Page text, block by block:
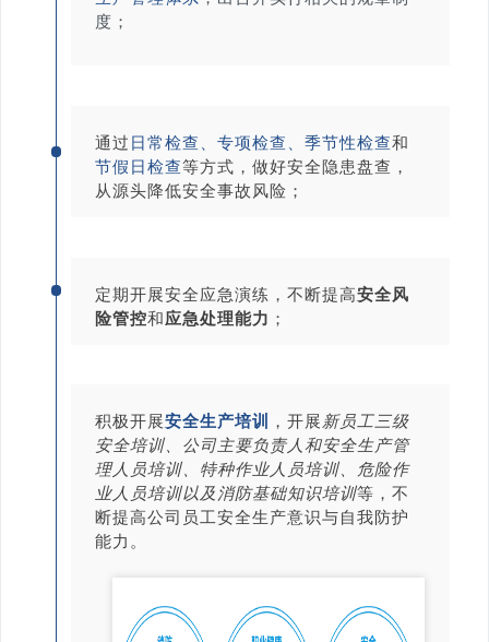
度；
通过 日常检查、专项检查、季节性检查和
节假日检查等方式，做好安全隐患盘查，
从源头降低安全事故风险；
定期开展安全应急演练，不断提高安全风
险管控和应急处理能力 ；
积极开展安全生产培训 ，开展新员工三级
安全培训、公司主要负责人和安全生产管
理人员培训、特种作业人员培训、危险作
业人员培训以及消防基础知识培训等，不
断提高公司员工安全生产意识与自我防护
能力。